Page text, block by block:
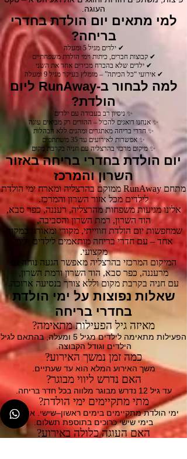
העוגה.
למי מתאים יום הולדת בחדרי
בריחה?
✔ ילדים מגיל 5 ומעלה
✔ קבוצות חברים, כיתות וימי הולדת משפחתיים
✔ ילדים שלא בהכרח מכירים אחד את השני
✔ אירועי “כל הכיתה” – מומלץ בעיקר מגיל 9 ומעלה
למה לבחור ב-RunAway ליום
הולדת?
✨ ניסיון רב בעבודה עם ילדים
✨ אנחנו דואגים להכול – ההורים רק מביאים עוגה
✨ חדרי בריחה מאתגרים ומהנים ללא הבהלות
✨ אפשרות לאירועים עד 35 משתתפים
✨ מיקום מרכזי בהרצליה עם חניה בקרבת מקום
יום הולדת בחדרי בריחה באזור
השרון והמרכז
מתחם RunAway ממוקם בהרצליה ומארח ימי הולדת
לילדים מכל אזור השרון והמרכז.
אלינו מגיעות משפחות מהרצליה, רעננה, כפר סבא,
הוד השרון, רמת השרון והסביבה,
שמחפשות יום הולדת חווייתי, מקורי ומאורגן במקום
אחד – עם חדרי בריחה מותאמים לילדים וליווי
מקצועי.
המיקום המרכזי בהרצליה מאפשר הגעה נוחה גם
מרעננה, כפר סבא, הוד השרון ורמת השרון,
עם חניה בקרבת מקום וללא צורך בנסיעה ארוכה.
שאלות נפוצות על ימי הולדת
בחדרי בריחה
מאיזה גיל הפעילות מתאימה?
הפעילות מתאימה לילדים מגיל 5 ומעלה, בהתאם לגיל
הילדים וגודל הקבוצה.
כמה זמן נמשך האירוע?
משך האירוע המלא הוא עד שעתיים.
האם נדרש ליווי מבוגר?
עד גיל 12 נדרש מבוגר מלווה בכל חדר בריחה.
מתי מתקיימים ימי הולדת?
ימי הולדת מתקיימים בימים ראשון–שישי. אירועים
בימי שישי כרוכים בתוספת תשלום.
האם העוגה כלולה באירוע?